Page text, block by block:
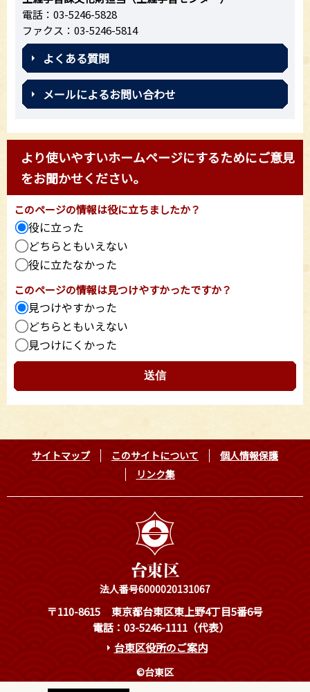
電話：03-5246-5828
ファクス：03-5246-5814
よくある質問
メールによるお問い合わせ
より使いやすいホームページにするためにご意見
をお聞かせください。
このページの情報は役に立ちましたか？
役に立った
どちらともいえない
役に立たなかった
このページの情報は見つけやすかったですか？
見つけやすかった
どちらともいえない
見つけにくかった
サイトマップ このサイトについて
個人情報保護
リンク集
法人番号6000020131067
〒110-8615
東京都台東区東上野4丁目5番6号
電話：03-5246-1111（代表）
台東区役所のご案内
©台東区